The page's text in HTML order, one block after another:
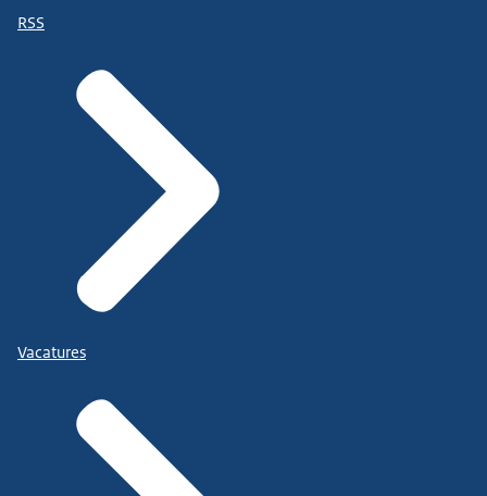
RSS
Vacatures